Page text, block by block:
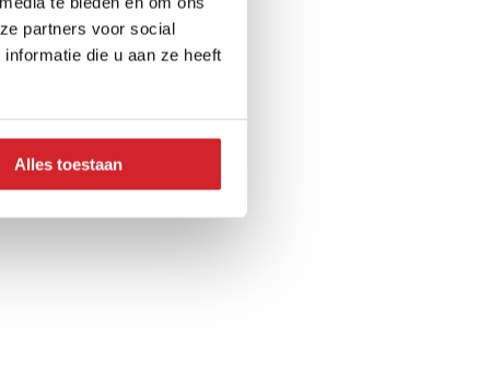
partners voor social
die u aan ze heeft
Alles toestaan